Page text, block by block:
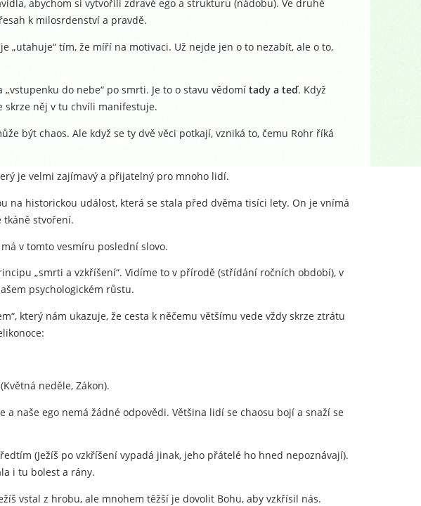
abychom si vytvořili zdravé ego a strukturu (nádobu). Ve druhé
k milosrdenství a pravdě.
„utahuje“ tím, že míří na motivaci. Už nejde jen o to nezabít, ale o to,
do nebe“ po smrti. Je to o stavu vědomí tady a teď. Když
skrze něj v tu chvíli manifestuje.
být chaos. Ale když se ty dvě věci potkají, vzniká to, čemu Rohr říká
je velmi zajímavý a přijatelný pro mnoho lidí.
na historickou událost, která se stala před dvěma tisíci lety. On je vnímá
tkáně stvoření.
v tomto vesmíru poslední slovo.
„smrti a vzkříšení“. Vidíme to v přírodě (střídání ročních období), v
psychologickém růstu.
který nám ukazuje, že cesta k něčemu většímu vede vždy skrze ztrátu
neděle, Zákon).
a naše ego nemá žádné odpovědi. Většina lidí se chaosu bojí a snaží se
(Ježíš po vzkříšení vypadá jinak, jeho přátelé ho hned nepoznávají).
i tu bolest a rány.
vstal z hrobu, ale mnohem těžší je dovolit Bohu, aby vzkřísil nás.